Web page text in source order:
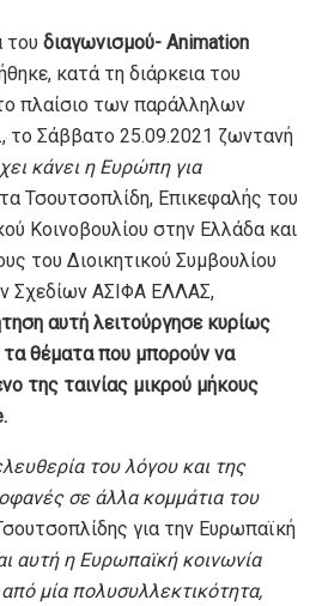
του διαγωνισμού- Animation
κατά τη διάρκεια του
πλαίσιο των παράλληλων
το Σάββατο 25.09.2021 ζωντανή
κάνει η Ευρώπη για
Τσουτσοπλίδη, Επικεφαλής του
Κοινοβουλίου στην Ελλάδα και
του Διοικητικού Συμβουλίου
Σχεδίων ΑΣΙΦΑ ΕΛΛΑΣ,
αυτή λειτούργησε κυρίως
θέματα που μπορούν να
της ταινίας μικρού μήκους
.
του λόγου και της
σε άλλα κομμάτια του
για την Ευρωπαϊκή
αυτή η Ευρωπαϊκή κοινωνία
από μία πολυσυλλεκτικότητα,